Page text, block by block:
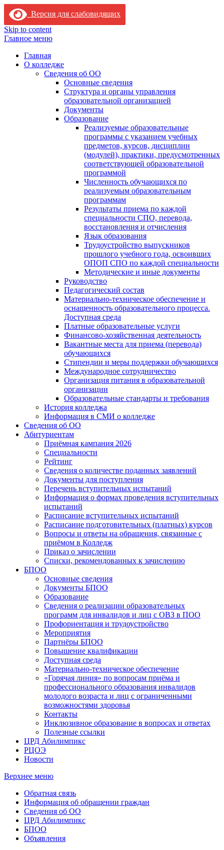
Версия для слабовидящих
Skip to content
Главное меню
Главная
О колледже
Сведения об ОО
Основные сведения
Структура и органы управления
образовательной организацией
Документы
Образование
Реализуемые образовательные
программы с указанием учебных
предметов, курсов, дисциплин
(модулей), практики, предусмотренных
соответствующей образовательной
программой
Численность обучающихся по
реализуемым образовательным
программам
Результаты приема по каждой
специальности СПО, перевода,
восстановления и отчисления
Язык образования
Трудоустройство выпускников
прошлого учебного года, освоивших
ОПОП СПО по каждой специальности
Методические и иные документы
Руководство
Педагогический состав
Материально-техническое обеспечение и
оснащенность образовательного процесса.
Доступная среда
Платные образовательные услуги
Финансово-хозяйственная деятельность
Вакантные места для приема (перевода)
обучающихся
Стипендии и меры поддержки обучающихся
Международное сотрудничество
Организация питания в образовательной
организации
Образовательные стандарты и требования
История колледжа
Информация в СМИ о колледже
Сведения об ОО
Абитуриентам
Приёмная кампания 2026
Специальности
Рейтинг
Сведения о количестве поданных заявлений
Документы для поступления
Перечень вступительных испытаний
Информация о формах проведения вступительных
испытаний
Расписание вступительных испытаний
Расписание подготовительных (платных) курсов
Вопросы и ответы на обращения, связанные с
приёмом в Колледж
Приказ о зачислении
Списки, рекомендованных к зачислению
БПОО
Основные сведения
Документы БПОО
Образование
Сведения о реализации образовательных
программ для инвалидов и лиц с ОВЗ в ПОО
Профориентация и трудоустройство
Мероприятия
Партнёры БПОО
Повышение квалификации
Доступная среда
Материально-техническое обеспечение
«Горячая линия» по вопросам приёма и
профессионального образования инвалидов
молодого возраста и лиц с ограниченными
возможностями здоровья
Контакты
Инклюзивное образование в вопросах и ответах
Полезные ссылки
ЦРД Абилимпикс
РЦОЭ
Новости
Верхнее меню
Обратная связь
Информация об обращении граждан
Сведения об ОО
ЦРД Абилимпикс
БПОО
Объявления